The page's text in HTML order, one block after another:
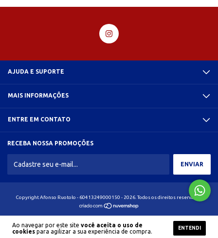
Ao navegar por este site você aceita o uso de
cookies para agilizar a sua experiência de compra.
ENTENDI
AJUDA E SUPORTE
MAIS INFORMAÇÕES
ENTRE EM CONTATO
RECEBA NOSSA PROMOÇÕES
Copyright Afonso Ruotolo - 60413249000150 - 2026. Todos os direitos reservados.